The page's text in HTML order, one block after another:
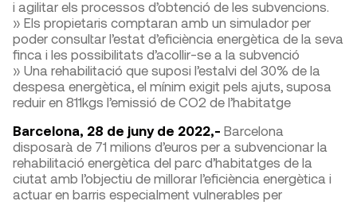
i agilitar els processos d’obtenció de les subvencions.
» Els propietaris comptaran amb un simulador per
poder consultar l’estat d’eficiència energètica de la seva
finca i les possibilitats d’acollir-se a la subvenció
» Una rehabilitació que suposi l’estalvi del 30% de la
despesa energètica, el mínim exigit pels ajuts, suposa
reduir en 811kgs l’emissió de CO2 de l’habitatge
Barcelona, 28 de juny de 2022,- Barcelona
disposarà de 71 milions d’euros per a subvencionar la
rehabilitació energètica del parc d’habitatges de la
ciutat amb l’objectiu de millorar l’eficiència energètica i
actuar en barris especialment vulnerables per